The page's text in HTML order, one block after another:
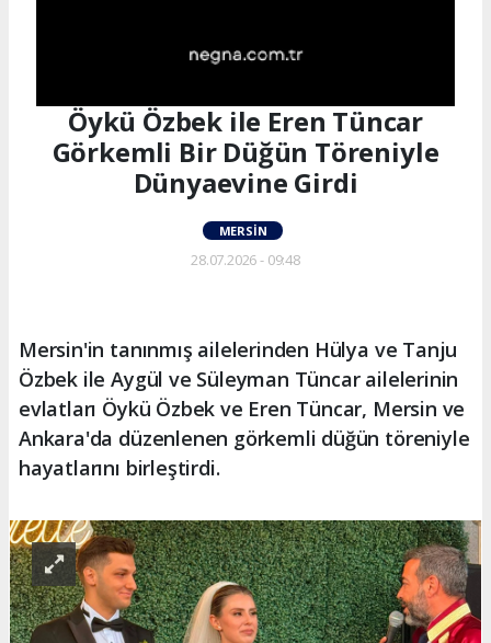
Öykü Özbek ile Eren Tüncar
Görkemli Bir Düğün Töreniyle
Dünyaevine Girdi
MERSIN
28.07.2026 - 09:48
Mersin'in tanınmış ailelerinden Hülya ve Tanju
Özbek ile Aygül ve Süleyman Tüncar ailelerinin
evlatları Öykü Özbek ve Eren Tüncar, Mersin ve
Ankara'da düzenlenen görkemli düğün töreniyle
hayatlarını birleştirdi.